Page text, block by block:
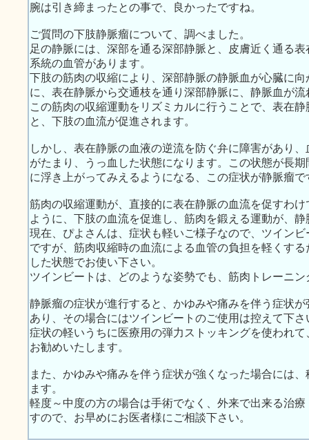
腕は引き締まったとの事で、良かったですね。
ご質問の下肢静脈瘤について、調べました。
足の静脈には、深部を通る深部静脈と、皮膚近く通る
系統の血管があります。
下肢の筋肉の収縮により、深部静脈の静脈血が心臓に
に、表在静脈から交通枝を通り深部静脈に、静脈血が流
この筋肉の収縮運動をリズミカルに行うことで、表在
と、下肢の血流が促進されます。
しかし、表在静脈の血液の逆流を防ぐ弁に障害があり
がたまり、うっ血した状態になります。この状態が長
に浮き上がってみえるようになる、この症状が静脈瘤で
筋肉の収縮運動が、直接的に表在静脈の血流を促すわ
ように、下肢の血流を促進し、筋肉を鍛える運動が、
現在、ぴよさんは、症状も軽いご様子なので、ツイン
ですが、筋肉収縮時の血流による血管の負担を軽くす
した状態でお使い下さい。
ツインビートは、どのような姿勢でも、筋肉トレーニ
静脈瘤の症状が進行すると、かゆみや痛みを伴う症状
あり、その場合にはツインビートのご使用は控えて下さ
症状の軽いうちに医療用の弾力ストッキングを使われ
お勧めいたします。
また、かゆみや痛みを伴う症状が強くなった場合には
ます。
軽度～中度の方の場合は手術でなく、外来で出来る治
すので、お早めにお医者様にご相談下さい。